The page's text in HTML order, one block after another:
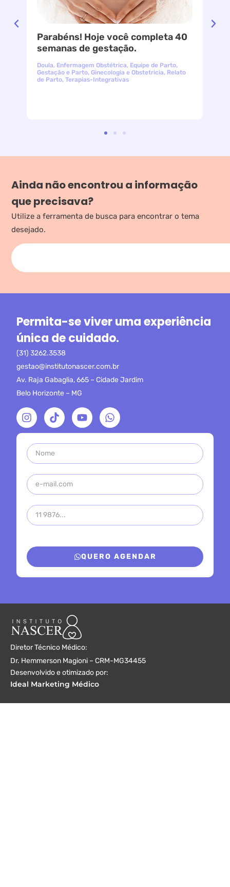
Parabéns! Hoje você completa 40
semanas de gestação.
Doula, Enfermagem Obstétrica, Equipe de Parto,
Gestação e Parto,Ginecologia e Obstetricia, Relato
de Parto,Terapias-Integrativas
Ainda não encontrou a informação
que precisava?
Utilize a ferramenta de busca para encontrar o tema
desejado.
Permita-se viver uma experiência
única de cuidado.
(31) 3262.3538
gestao@institutonascer.com.br
Av. Raja Gabaglia, 665 – Cidade Jardim
Belo Horizonte – MG
QUERO AGENDAR
Diretor Técnico Médico:
Dr. Hemmerson Magioni – CRM-MG34455
Desenvolvido e otimizado por:
Ideal Marketing Médico